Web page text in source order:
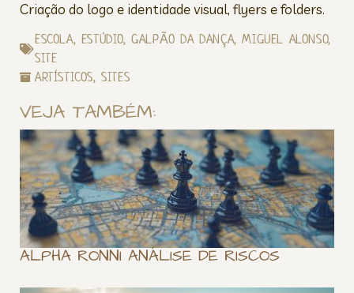
Criação do logo e identidade visual, flyers e folders.
ESCOLA, ESTÚDIO,GALPÃO DA DANÇA,MIGUEL ALONSO,
SITE
ARTÍSTICOS,SITES
VEJA TAMBÉM:
ALPHA RONNI ANÁLISE DE RISCOS